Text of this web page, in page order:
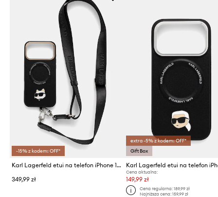
-15% z kodem: OFF*
Karl Lagerfeld etui na telefon iPhone 17 Pro Max
349,99 zł
extra -5% z kodem: OFF*
Gift Box
Cena aktualna:
149,99 zł
Cena regularna: 189,99 zł
Najniższa cena: 159,99 zł